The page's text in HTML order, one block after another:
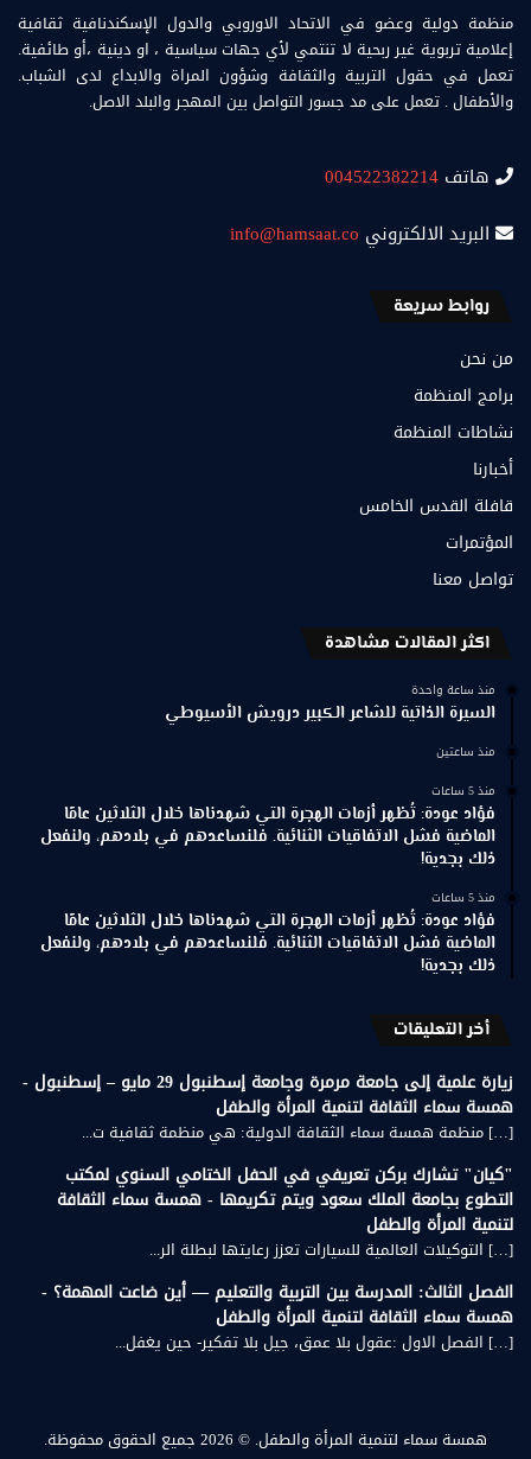
منظمة دولية وعضو في الاتحاد الاوروبي والدول الإسكندنافية ثقافية
إعلامية تربوية غير ربحية لا تنتمي لأي جهات سياسية ، او دينية ،أو طائفية.
تعمل في حقول التربية والثقافة وشؤون المراة والابداع لدى الشباب.
والأطفال . تعمل على مد جسور التواصل بين المهجر والبلد الاصل.
هاتف 004522382214
البريد الالكتروني info@hamsaat.co
روابط سريعة
من نحن
برامج المنظمة
نشاطات المنظمة
أخبارنا
قافلة القدس الخامس
المؤتمرات
تواصل معنا
اكثر المقالات مشاهدة
منذ ساعة واحدة
السيرة الذاتية للشاعر الكبير درويش الأسيوطي
منذ ساعتين
منذ 5 ساعات
فؤاد عودة: تُظهر أزمات الهجرة التي شهدناها خلال الثلاثين عامًا
الماضية فشل الاتفاقيات الثنائية. فلنساعدهم في بلادهم، ولنفعل
ذلك بجدية!
منذ 5 ساعات
فؤاد عودة: تُظهر أزمات الهجرة التي شهدناها خلال الثلاثين عامًا
الماضية فشل الاتفاقيات الثنائية. فلنساعدهم في بلادهم، ولنفعل
ذلك بجدية!
أخر التعليقات
زيارة علمية إلى جامعة مرمرة وجامعة إسطنبول 29 مايو – إسطنبول -
همسة سماء الثقافة لتنمية المرأة والطفل
[…] منظمة همسة سماء الثقافة الدولية: هي منظمة ثقافية ت...
"كيان" تشارك بركن تعريفي في الحفل الختامي السنوي لمكتب
التطوع بجامعة الملك سعود ويتم تكريمها - همسة سماء الثقافة
لتنمية المرأة والطفل
[…] التوكيلات العالمية للسيارات تعزز رعايتها لبطلة الر...
الفصل الثالث: المدرسة بين التربية والتعليم — أين ضاعت المهمة؟ -
همسة سماء الثقافة لتنمية المرأة والطفل
[…] الفصل الاول :عقول بلا عمق، جيل بلا تفكير- حين يغفل...
همسة سماء لتنمية المرأة والطفل. © 2026 جميع الحقوق محفوظة.